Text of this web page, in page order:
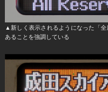
▲新しく表示されるようになった「
あることを強調している